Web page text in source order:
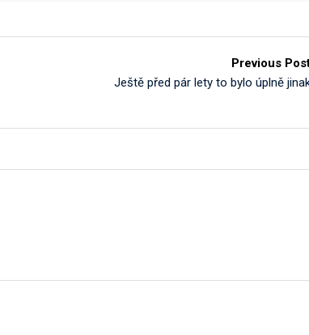
Previous
Ještě před pár lety to bylo úplně